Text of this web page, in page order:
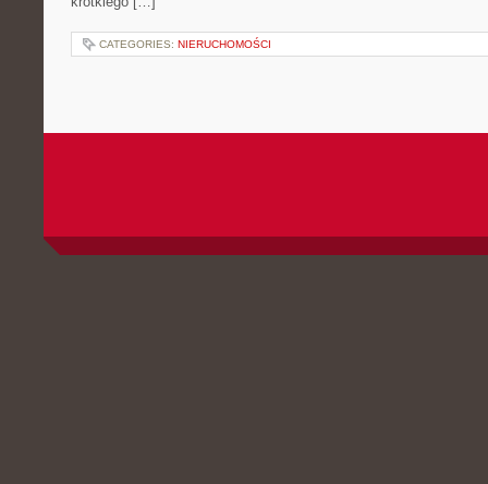
CATEGORIES: NIERUCHOMOŚCI